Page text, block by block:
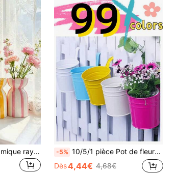
1 pièce Vase en céramique rayé peint à la main classique, décoration florale créative de style minimaliste moderne Ins, ornement décoratif multifonctionnel pour le salon, l'entrée, le bureau, accessoire de photographie d'ambiance
-5% 10/5/1 pièce Pot de fleurs en métal - Pot de fleurs suspendu, pot de plante suspendu pour l'extérieur, pot de fleurs pour balustrade, pot de fleurs mural de style ferme avec poignée, décoration de jardin, convient pour l'intérieur et l'extérieur, pot de fleurs en métal pour balcon de balustrade, pot de fleurs suspendu pour clôture en fer, ensemble de support de plante d'intérieur/extérieur multicolore, cadeau de la Saint-Valentin
Dès4,44€ 4,68€